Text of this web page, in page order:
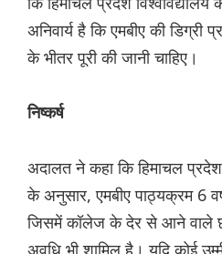
अनिवार्य है कि एमबीए की
के भीतर पूरी की जानी चाहिए।
निष्कर्ष
अदालत ने कहा कि हिमाचल प्रदेश
के अनुसार, एमबीए पाठ्यक्रम 6
जिसमें कॉलेज के देर से आने वाले